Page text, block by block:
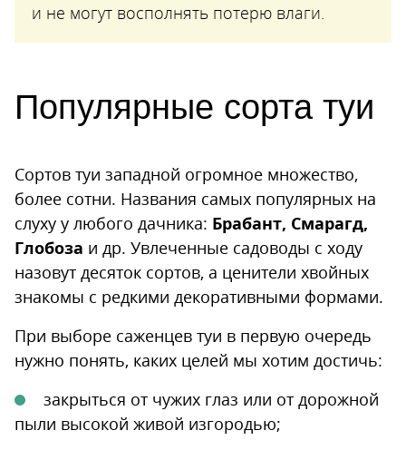
и не могут восполнять потерю влаги.
Популярные сорта туи
Сортов туи западной огромное множество,
более сотни. Названия самых популярных на
слуху у любого дачника: Брабант, Смарагд,
Глобоза и др. Увлеченные садоводы с ходу
назовут десяток сортов, а ценители хвойных
знакомы с редкими декоративными формами.
При выборе саженцев туи в первую очередь
нужно понять, каких целей мы хотим достичь:
закрыться от чужих глаз или от дорожной
пыли высокой живой изгородью;